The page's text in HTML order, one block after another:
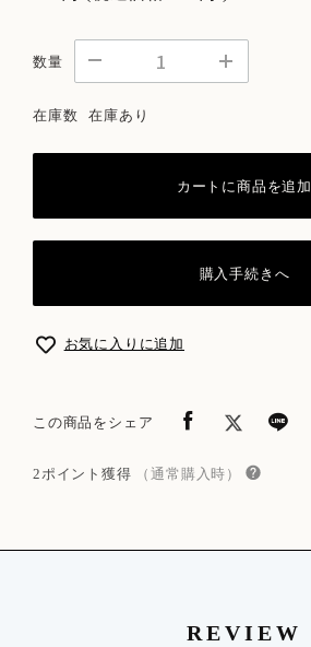
数量
在庫数 在庫あり
カートに商品を追加
購入手続きへ
お気に入りに追加
この商品をシェア
2ポイント獲得 （通常購入時）
REVIEW